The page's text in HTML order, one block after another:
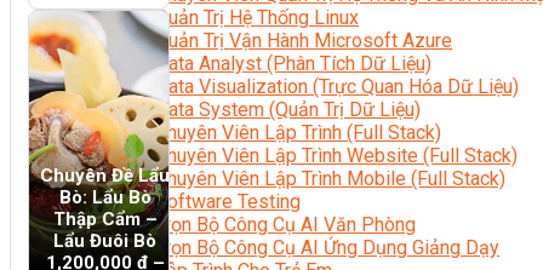
Quản Trị Hệ Thống Linux
Quản Trị Vận Hành Microsoft Azure
Data Analyst (Phân Tích Dữ Liệu)
Data Visualization (Trực Quan Hóa Dữ Liệu)
Data System (Quản Trị Dữ Liệu)
Chuyên Viên Lập Trình (Full Stack)
Chuyên Viên Lập Trình Website (Full Stack)
Chuyên Viên Lập Trình Mobile (Full Stack)
Software Testing
Trọn Bộ Công Cụ AI Văn Phòng
Trọn Bộ Công Cụ AI Ứng Dụng Giảng Dạy
Chuyên Đề Lẩu
Bò: Lẩu Bò
Thập Cẩm –
Lẩu Đuôi Bò
1,200,000 ₫–